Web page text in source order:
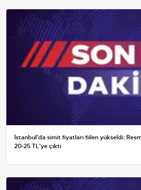
İstanbul'da simit fiyatları fiilen yükseldi:
20-25 TL'ye çıktı